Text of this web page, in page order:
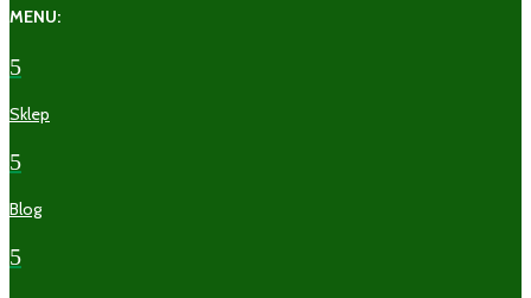
MENU:
5
Sklep
5
Blog
5